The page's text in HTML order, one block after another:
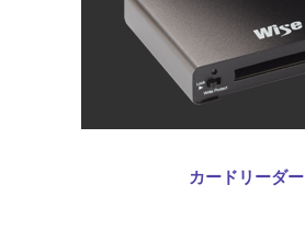
カードリーダー